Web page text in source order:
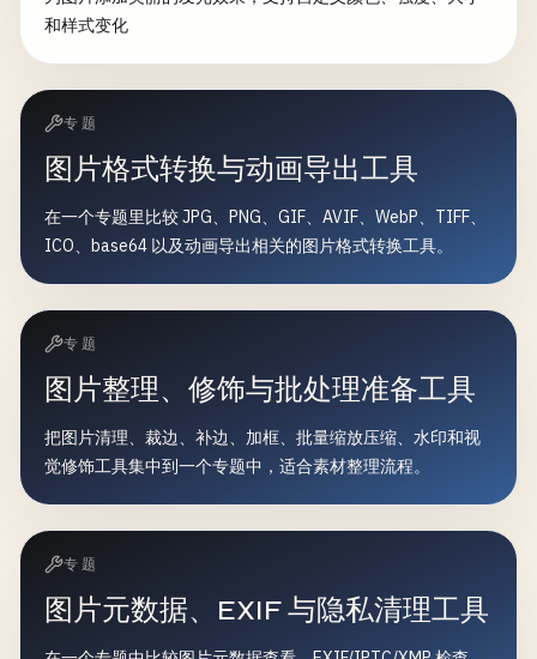
和样式变化
专题
图片格式转换与动画导出工具
在一个专题里比较 JPG、PNG、GIF、AVIF、WebP、TIFF、
ICO、base64 以及动画导出相关的图片格式转换工具。
专题
图片整理、修饰与批处理准备工具
把图片清理、裁边、补边、加框、批量缩放压缩、水印和视
觉修饰工具集中到一个专题中，适合素材整理流程。
专题
图片元数据、EXIF 与隐私清理工具